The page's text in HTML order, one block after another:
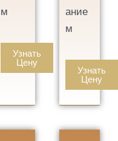
м
Узнать
Цену
ание
м
Узнать
Цену